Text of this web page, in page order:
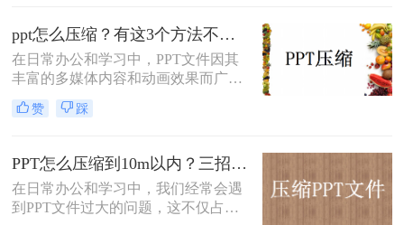
介绍两种有效的PPT压缩方法，帮助
你轻松解决这一问题。
ppt怎么压缩？有这3个方法不用愁！
在日常办公和学习中，PPT文件因其
丰富的多媒体内容和动画效果而广受
欢迎，但这也导致了文件体积较大，
不便于分享和存储。那么ppt怎么压缩
缩的方法，帮助用户轻松减小文件大
小。
赞 踩
PPT怎么压缩到10m以内？三招教你给PPT“瘦身”！
在日常办公和学习中，我们经常会遇
到PPT文件过大的问题，这不仅占用